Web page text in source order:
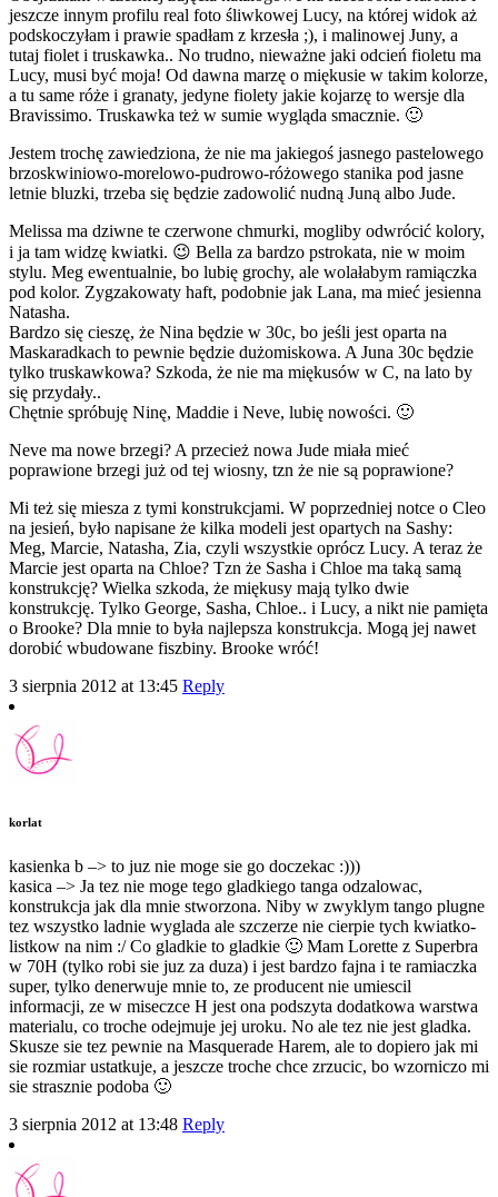
jeszcze innym profilu real foto śliwkowej Lucy, na której widok aż
podskoczyłam i prawie spadłam z krzesła ;), i malinowej Juny, a
tutaj fiolet i truskawka.. No trudno, nieważne jaki odcień fioletu ma
Lucy, musi być moja! Od dawna marzę o miękusie w takim kolorze,
a tu same róże i granaty, jedyne fiolety jakie kojarzę to wersje dla
Bravissimo. Truskawka też w sumie wygląda smacznie. 🙂
Jestem trochę zawiedziona, że nie ma jakiegoś jasnego pastelowego
brzoskwiniowo-morelowo-pudrowo-różowego stanika pod jasne
letnie bluzki, trzeba się będzie zadowolić nudną Juną albo Jude.
Melissa ma dziwne te czerwone chmurki, mogliby odwrócić kolory,
i ja tam widzę kwiatki. 😉 Bella za bardzo pstrokata, nie w moim
stylu. Meg ewentualnie, bo lubię grochy, ale wolałabym ramiączka
pod kolor. Zygzakowaty haft, podobnie jak Lana, ma mieć jesienna
Natasha.
Bardzo się cieszę, że Nina będzie w 30c, bo jeśli jest oparta na
Maskaradkach to pewnie będzie dużomiskowa. A Juna 30c będzie
tylko truskawkowa? Szkoda, że nie ma miękusów w C, na lato by
się przydały..
Chętnie spróbuję Ninę, Maddie i Neve, lubię nowości. 🙂
Neve ma nowe brzegi? A przecież nowa Jude miała mieć
poprawione brzegi już od tej wiosny, tzn że nie są poprawione?
Mi też się miesza z tymi konstrukcjami. W poprzedniej notce o Cleo
na jesień, było napisane że kilka modeli jest opartych na Sashy:
Meg, Marcie, Natasha, Zia, czyli wszystkie oprócz Lucy. A teraz że
Marcie jest oparta na Chloe? Tzn że Sasha i Chloe ma taką samą
konstrukcję? Wielka szkoda, że miękusy mają tylko dwie
konstrukcję. Tylko George, Sasha, Chloe.. i Lucy, a nikt nie pamięta
o Brooke? Dla mnie to była najlepsza konstrukcja. Mogą jej nawet
dorobić wbudowane fiszbiny. Brooke wróć!
3 sierpnia 2012 at 13:45 Reply
korlat
kasienka b –> to juz nie moge sie go doczekac :)))
kasica –> Ja tez nie moge tego gladkiego tanga odzalowac,
konstrukcja jak dla mnie stworzona. Niby w zwyklym tango plugne
tez wszystko ladnie wyglada ale szczerze nie cierpie tych kwiatko-
listkow na nim :/ Co gladkie to gladkie 🙂 Mam Lorette z Superbra
w 70H (tylko robi sie juz za duza) i jest bardzo fajna i te ramiaczka
super, tylko denerwuje mnie to, ze producent nie umiescil
informacji, ze w miseczce H jest ona podszyta dodatkowa warstwa
materialu, co troche odejmuje jej uroku. No ale tez nie jest gladka.
Skusze sie tez pewnie na Masquerade Harem, ale to dopiero jak mi
sie rozmiar ustatkuje, a jeszcze troche chce zrzucic, bo wzorniczo mi
sie strasznie podoba 🙂
3 sierpnia 2012 at 13:48 Reply